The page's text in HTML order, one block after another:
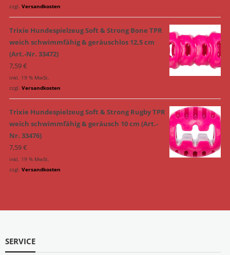
zzgl. Versandkosten
Trixie Hundespielzeug Soft & Strong Bone TPR
weich schwimmfähig & geräuschlos 12,5 cm
(Art.-Nr. 33472)
7,59€
inkl. 19 % MwSt.
zzgl. Versandkosten
Trixie Hundespielzeug Soft & Strong Rugby TPR
weich schwimmfähig & geräusch 10 cm (Art.-
Nr. 33476)
7,59€
inkl. 19 % MwSt.
zzgl. Versandkosten
SERVICE